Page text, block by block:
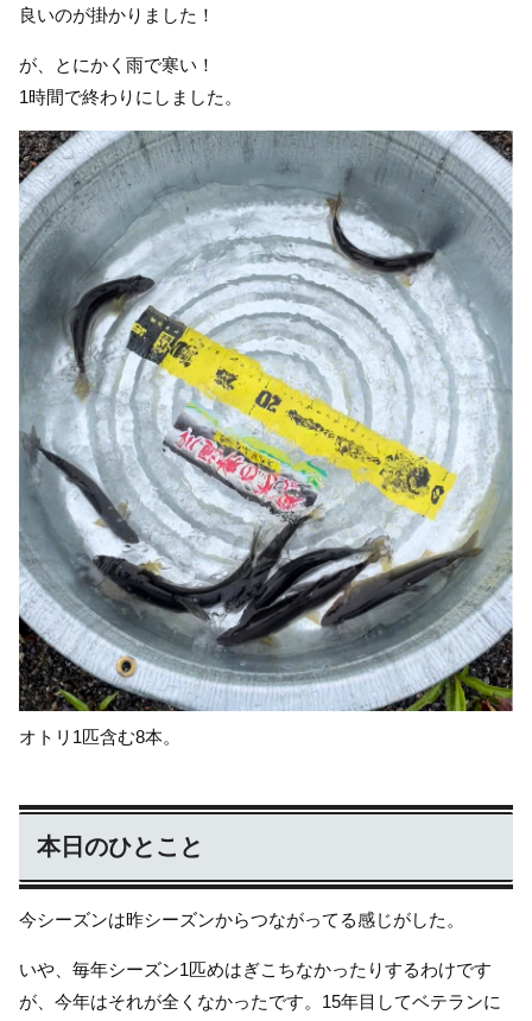
良いのが掛かりました！
が、とにかく雨で寒い！
1時間で終わりにしました。
オトリ1匹含む8本。
本日のひとこと
今シーズンは昨シーズンからつながってる感じがした。
いや、毎年シーズン1匹めはぎこちなかったりするわけです
が、今年はそれが全くなかったです。15年目してベテランに